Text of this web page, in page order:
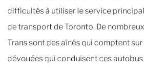
difficultés à utiliser le service
de transport de Toronto. De
Trans sont des aînés qui comptent
dévouées qui conduisent ces